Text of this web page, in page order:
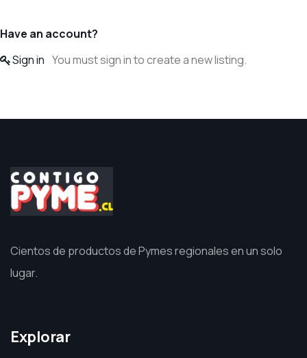
Have an account?
Sign in You must sign in to create a new listing.
Cientos de productos de Pymes regionales en un solo
lugar.
Explorar